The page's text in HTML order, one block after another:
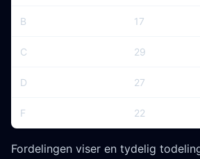
B 17
C 29
D 27
F 22
Fordelingen viser en tydelig